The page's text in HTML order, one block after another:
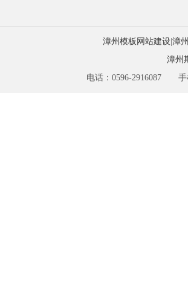
漳州模板网站建设| 漳
漳州
电话：0596-2916087 手